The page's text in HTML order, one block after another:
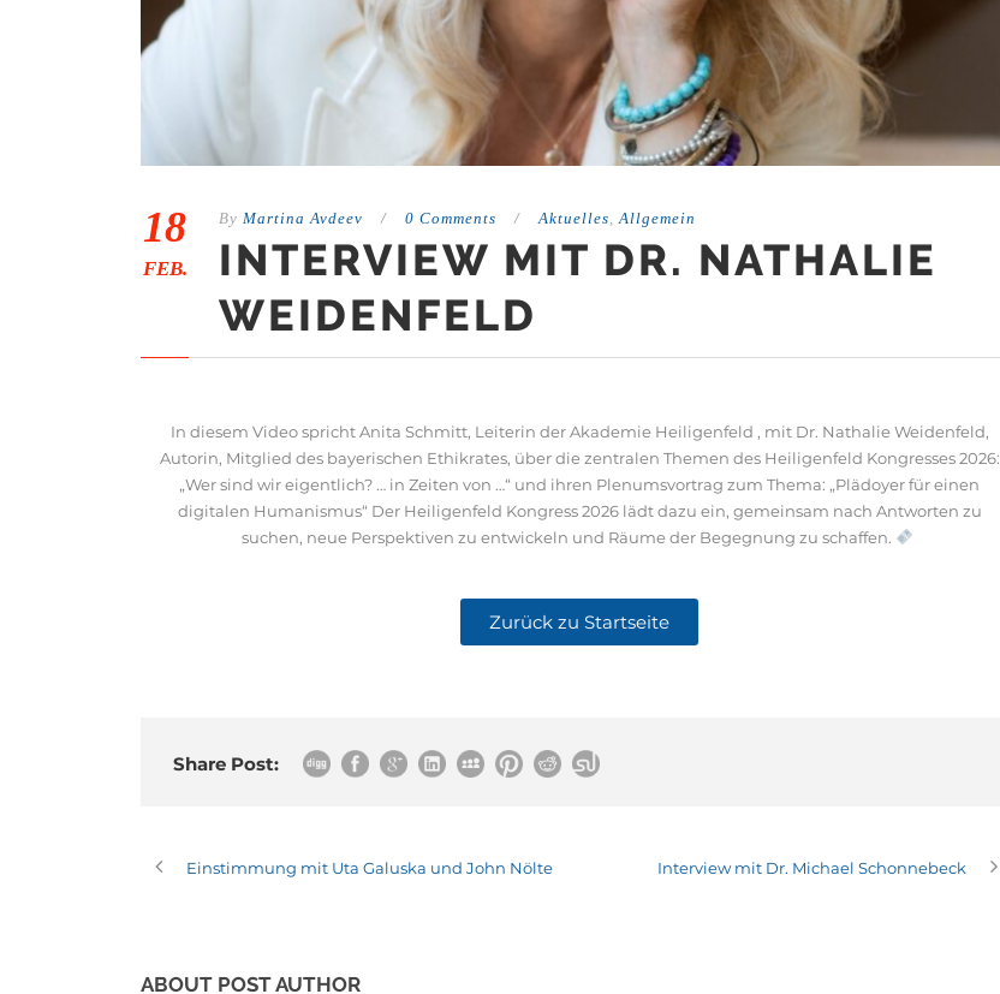
18
FEB.
By Martina Avdeev / 0 Comments / Aktuelles, Allgemein
INTERVIEW MIT DR. NATHALIE
WEIDENFELD
In diesem Video spricht Anita Schmitt, Leiterin der Akademie Heiligenfeld , mit Dr. Nathalie Weidenfeld,
Autorin, Mitglied des bayerischen Ethikrates, über die zentralen Themen des Heiligenfeld Kongresses 2026:
„Wer sind wir eigentlich? … in Zeiten von …“ und ihren Plenumsvortrag zum Thema: „Plädoyer für einen
digitalen Humanismus“ Der Heiligenfeld Kongress 2026 lädt dazu ein, gemeinsam nach Antworten zu
suchen, neue Perspektiven zu entwickeln und Räume der Begegnung zu schaffen.
Zurück zu Startseite
Share Post:
Einstimmung mit Uta Galuska und John Nölte Interview mit Dr. Michael Schonnebeck
ABOUT POST AUTHOR